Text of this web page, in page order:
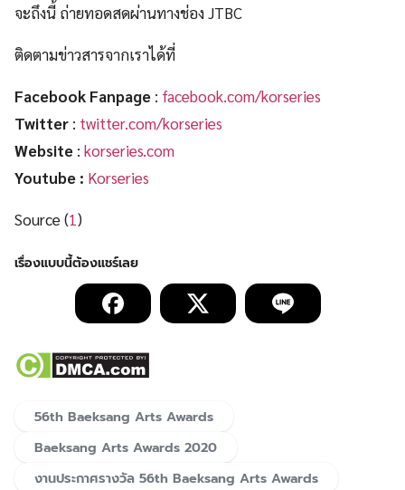
จะถึงนี้ ถ่ายทอดสดผ่านทางช่อง JTBC
ติดตามข่าวสารจากเราได้ที่
Facebook Fanpage : facebook.com/korseries
Twitter : twitter.com/korseries
Website : korseries.com
Youtube : Korseries
Source (1)
56th Baeksang Arts Awards
Baeksang Arts Awards 2020
งานประกาศรางวัล 56th Baeksang Arts Awards